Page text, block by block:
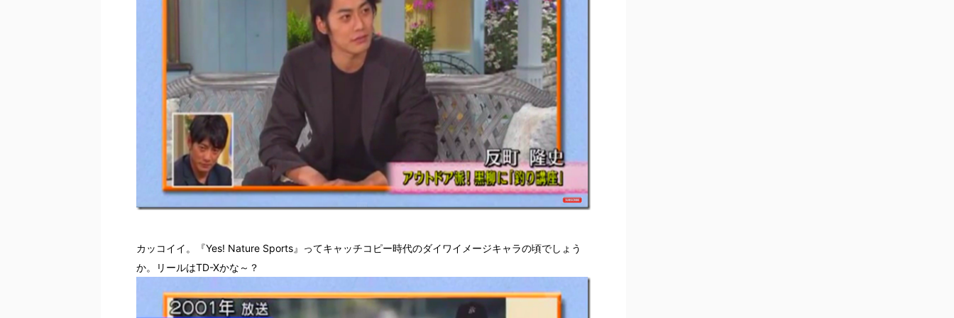
カッコイイ。『Yes! Nature Sports』ってキャッチコピー時代のダイワイメージキャラの頃でしょう
か。リールはTD-Xかな～？